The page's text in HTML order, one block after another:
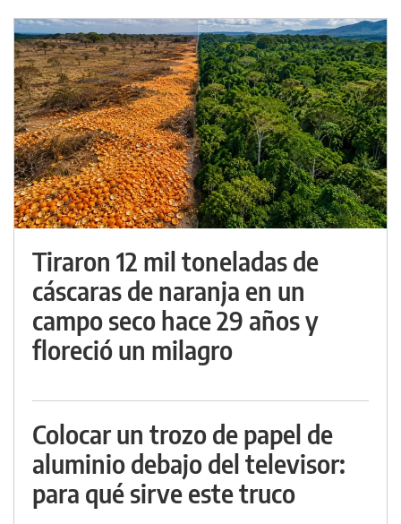
Tiraron 12 mil toneladas de
cáscaras de naranja en un
campo seco hace 29 años y
floreció un milagro
Colocar un trozo de papel de
aluminio debajo del televisor:
para qué sirve este truco